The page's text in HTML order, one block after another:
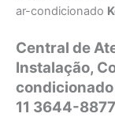
ar-condicionado
Central de
Instalação,
condicionado
11 3644-8877